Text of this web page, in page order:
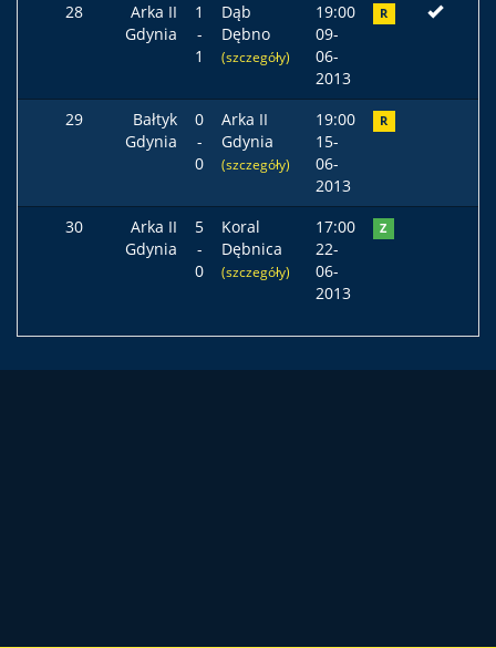
28
Arka II
Gdynia
1
-
1
Dąb
Dębno
(szczegóły)
19:00
09-
06-
2013
R
29
Bałtyk
Gdynia
0
-
0
Arka II
Gdynia
(szczegóły)
19:00
15-
06-
2013
R
30
Arka II
Gdynia
5
-
0
Koral
Dębnica
(szczegóły)
17:00
22-
06-
2013
Z